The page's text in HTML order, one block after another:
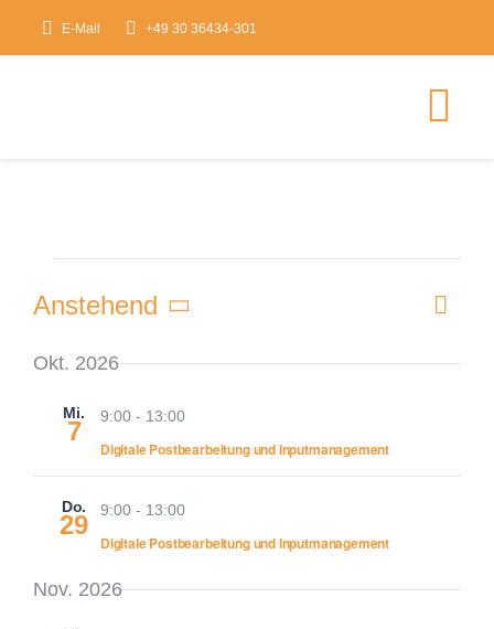
E-Mail +49 30 36434-301
Veranstaltungen
Anstehend
auswählen.
Okt. 2026
Mi.
7 9:00 - 13:00
Digitale Postbearbeitung und Inputmanagement
Do.
29 9:00 - 13:00
Digitale Postbearbeitung und Inputmanagement
Nov. 2026